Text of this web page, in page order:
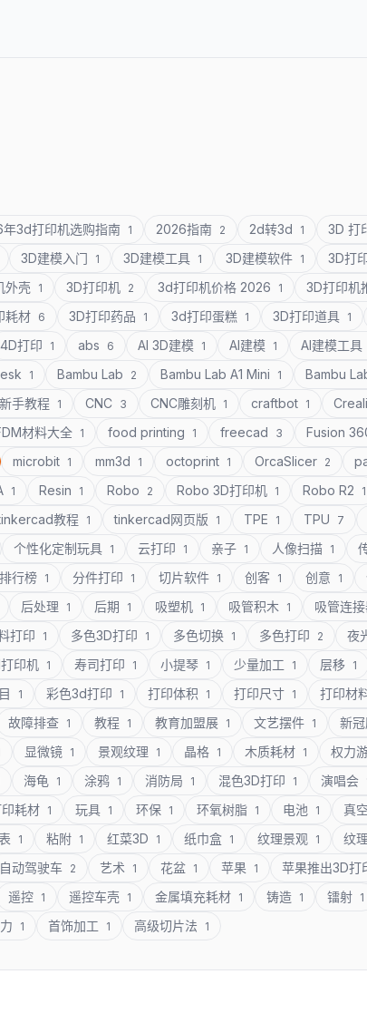
3d打印机选购指南 1 2026指南 2 2d转3d 1 3D 打
3D建模入门 1 3D建模工具 1 3D建模软件 1 3D打
外壳 1 3D打印机 2 3d打印机价格 2026 1 3D打印机
耗材 6 3D打印药品 1 3d打印蛋糕 1 3D打印道具 1
4D打印 1 abs 6 AI 3D建模 1 AI建模 1 AI建模工具
1 Bambu Lab 2 Bambu Lab A1 Mini 1 Bambu
手教程 1 CNC 3 CNC雕刻机 1 craftbot 1
材料大全 1 food printing 1 freecad 3 Fusion
microbit 1 mm3d 1 octoprint 1 OrcaSlicer 2
1 Resin 1 Robo 2 Robo 3D打印机 1 Robo R2 1
教程 1 tinkercad网页版 1 TPE 1 TPU 7
个性化定制玩具 1 云打印 1 亲子 1 人像扫描 1
行榜 1 分件打印 1 切片软件 1 创客 1 创意 1
后处理 1 后期 1 吸塑机 1 吸管积木 1 吸管连
打印 1 多色3D打印 1 多色切换 1 多色打印 2 夜
印机 1 寿司打印 1 小提琴 1 少量加工 1 层移 1
1 彩色3d打印 1 打印体积 1 打印尺寸 1 打印材
故障排查 1 教程 1 教育加盟展 1 文艺摆件 1 新
显微镜 1 景观纹理 1 晶格 1 木质耗材 1 权力
海龟 1 涂鸦 1 消防局 1 混色3D打印 1 演唱会
耗材 1 玩具 1 环保 1 环氧树脂 1 电池 1 真
1 粘附 1 红菜3D 1 纸巾盒 1 纹理景观 1 纹
自动驾驶车 2 艺术 1 花盆 1 苹果 1 苹果推出3D打
遥控 1 遥控车壳 1 金属填充耗材 1 铸造 1 镭射 1
1 首饰加工 1 高级切片法 1